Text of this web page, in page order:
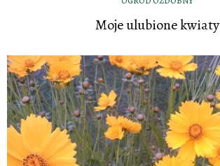
Moje ulubione kwiaty